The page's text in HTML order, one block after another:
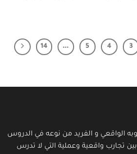
3
4
5
…
14
الواقعي و الفريد من نوعه في الدروس
تجارب واقعية وعملية التي لا تدرس